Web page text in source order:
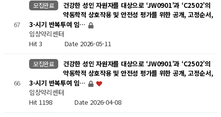
67
모집완료
건강한 성인 자원자를 대상으로 ‘JW0901’과 ‘C2502’의
약동학적 상호작용 및 안전성 평가를 위한 공개, 고정순서,
3-시기 반복투여 임…
임상약리센터
Hit 3 Date 2026-05-11
66
모집완료
건강한 성인 자원자를 대상으로 ‘JW0901’과 ‘C2502’의
약동학적 상호작용 및 안전성 평가를 위한 공개, 고정순서,
3-시기 반복투여 임…
임상약리센터
Hit 1198 Date 2026-04-08